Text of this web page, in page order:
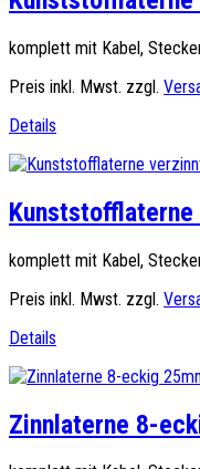
komplett mit Kabel,
Preis inkl. Mwst. zzgl.
Details
komplett mit Kabel,
Preis inkl. Mwst. zzgl.
Details
Zinnlaterne 8-